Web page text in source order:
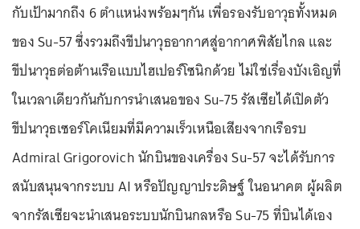
กับเป้ามากถึง 6 ตำแหน่งพร้อมๆกัน เพื่อรองรับอาวุธทั้งหมด
ของ Su-57 ซึ่งรวมถึงขีปนาวุธอากาศสู่อากาศพิสัยไกล และ
ขีปนาวุธต่อต้านเรือแบบไฮเปอร์โซนิกด้วย ไม่ใช่เรื่องบังเอิญที่
ในเวลาเดียวกันกับการนำเสนอของ Su-75 รัสเซียได้เปิดตัว
ขีปนาวุธเซอร์โคเนียมที่มีความเร็วเหนือเสียงจากเรือรบ
Admiral Grigorovich นักบินของเครื่อง Su-57 จะได้รับการ
สนับสนุนจากระบบ AI หรือปัญญาประดิษฐ์ ในอนาคต ผู้ผลิต
จากรัสเซียจะนำเสนอระบบนักบินกลหรือ Su-75 ที่บินได้เอง